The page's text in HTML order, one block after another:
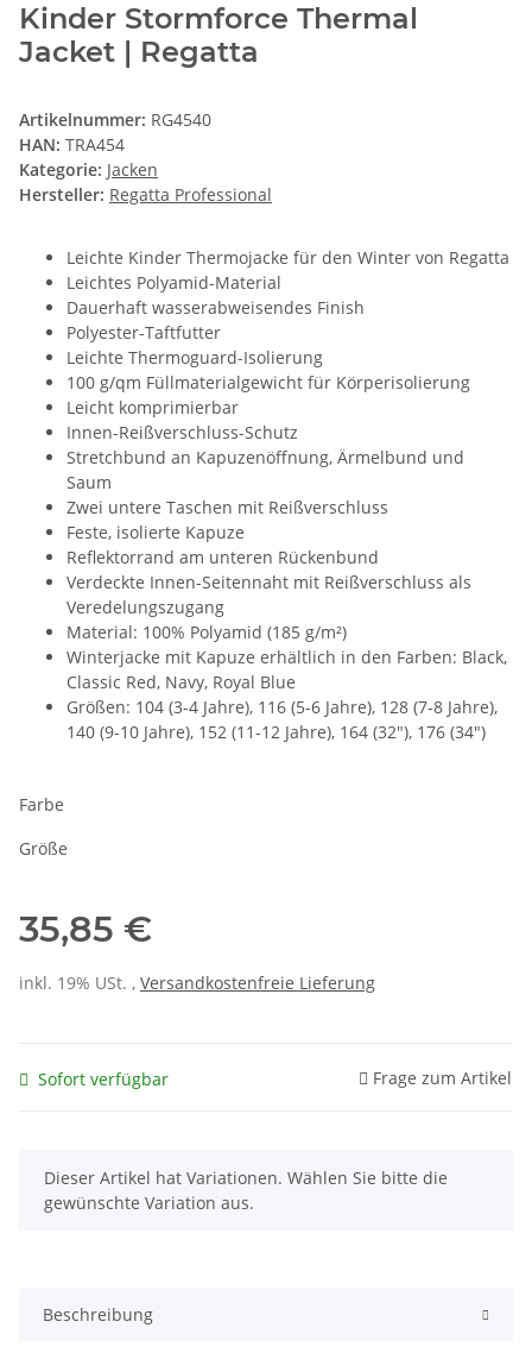
Kinder Stormforce Thermal
Jacket | Regatta
Artikelnummer: RG4540
HAN: TRA454
Kategorie: Jacken
Hersteller: Regatta Professional
Leichte Kinder Thermojacke für den Winter von Regatta
Leichtes Polyamid-Material
Dauerhaft wasserabweisendes Finish
Polyester-Taftfutter
Leichte Thermoguard-Isolierung
100 g/qm Füllmaterialgewicht für Körperisolierung
Leicht komprimierbar
Innen-Reißverschluss-Schutz
Stretchbund an Kapuzenöffnung, Ärmelbund und
Saum
Zwei untere Taschen mit Reißverschluss
Feste, isolierte Kapuze
Reflektorrand am unteren Rückenbund
Verdeckte Innen-Seitennaht mit Reißverschluss als
Veredelungszugang
Material: 100% Polyamid (185 g/m²)
Winterjacke mit Kapuze erhältlich in den Farben: Black,
Classic Red, Navy, Royal Blue
Größen: 104 (3-4 Jahre), 116 (5-6 Jahre), 128 (7-8 Jahre),
140 (9-10 Jahre), 152 (11-12 Jahre), 164 (32"), 176 (34")
Farbe
Größe
35,85 €
inkl. 19% USt. , Versandkostenfreie Lieferung
Sofort verfügbar Frage zum Artikel
x
Dieser Artikel hat Variationen. Wählen Sie bitte die
gewünschte Variation aus.
Beschreibung